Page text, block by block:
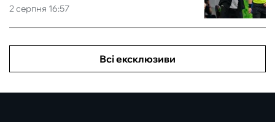
2 серпня 16:57
Всі ексклюзиви